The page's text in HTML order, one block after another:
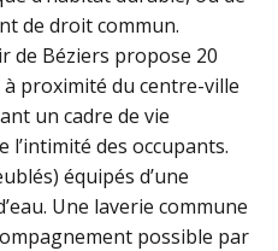
de droit commun.
de Béziers propose 20
proximité du centre-ville
un cadre de vie
l’intimité des occupants.
équipés d’une
Une laverie commune
possible par